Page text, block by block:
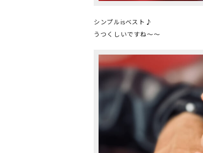
シンプルisベスト♪
うつくしいですね～～